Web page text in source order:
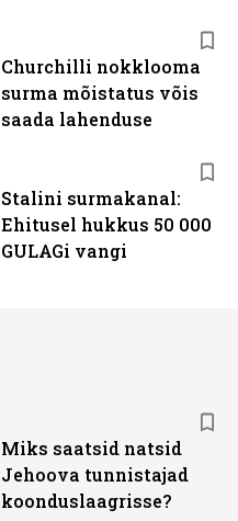
Churchilli nokklooma
surma mõistatus võis
saada lahenduse
Stalini surmakanal:
Ehitusel hukkus 50 000
GULAGi vangi
Miks saatsid natsid
Jehoova tunnistajad
koonduslaagrisse?